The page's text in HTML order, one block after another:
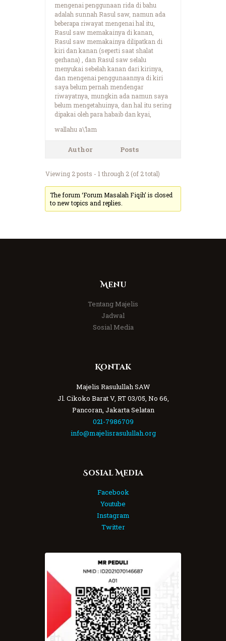
mengenai penggunaan rida di bahu
adalah sunnah Rasul saw, namun ada
beberapa riwayat mengenai hal itu,
Rasul saw memakainya di kanan,
Rasul saw memakainya dilipatkan di
kiri dan kanan (seperti saat shalat
gerhana) , dan Rasul saw selalu
menyukai sebelah kanan dari kirinya,
dan mengenai penggunaannya di kiri
saya belum pernah mendengar
riwayatnya, mungkin ada namun saya
belum mengetahuinya, dan hal itu sering
dipakai oleh para habaib dan kyai,
wallahu a\’lam
Author Posts
Viewing 2 posts - 1 through 2 (of 2 total)
The forum ‘Forum Masalah Fiqih’ is closed
to new topics and replies.
Menu
Tentang Majelis
Jadwal
Sosial Media
Kontak
Majelis Rasulullah SAW
Jl. Cikoko Barat V, RT 03/05, No 66,
Pancoran, Jakarta Selatan
021-7986709
info@majelisrasulullah.org
Sosial Media
Facebook
Youtube
Instagram
Twitter